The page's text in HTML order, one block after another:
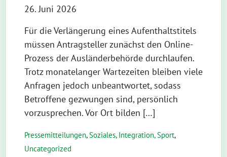
26. Juni 2026
Für die Verlängerung eines Aufenthaltstitels
müssen Antragsteller zunächst den Online-
Prozess der Ausländerbehörde durchlaufen.
Trotz monatelanger Wartezeiten bleiben viele
Anfragen jedoch unbeantwortet, sodass
Betroffene gezwungen sind, persönlich
vorzusprechen. Vor Ort bilden […]
Pressemitteilungen,Soziales, Integration, Sport,
Uncategorized